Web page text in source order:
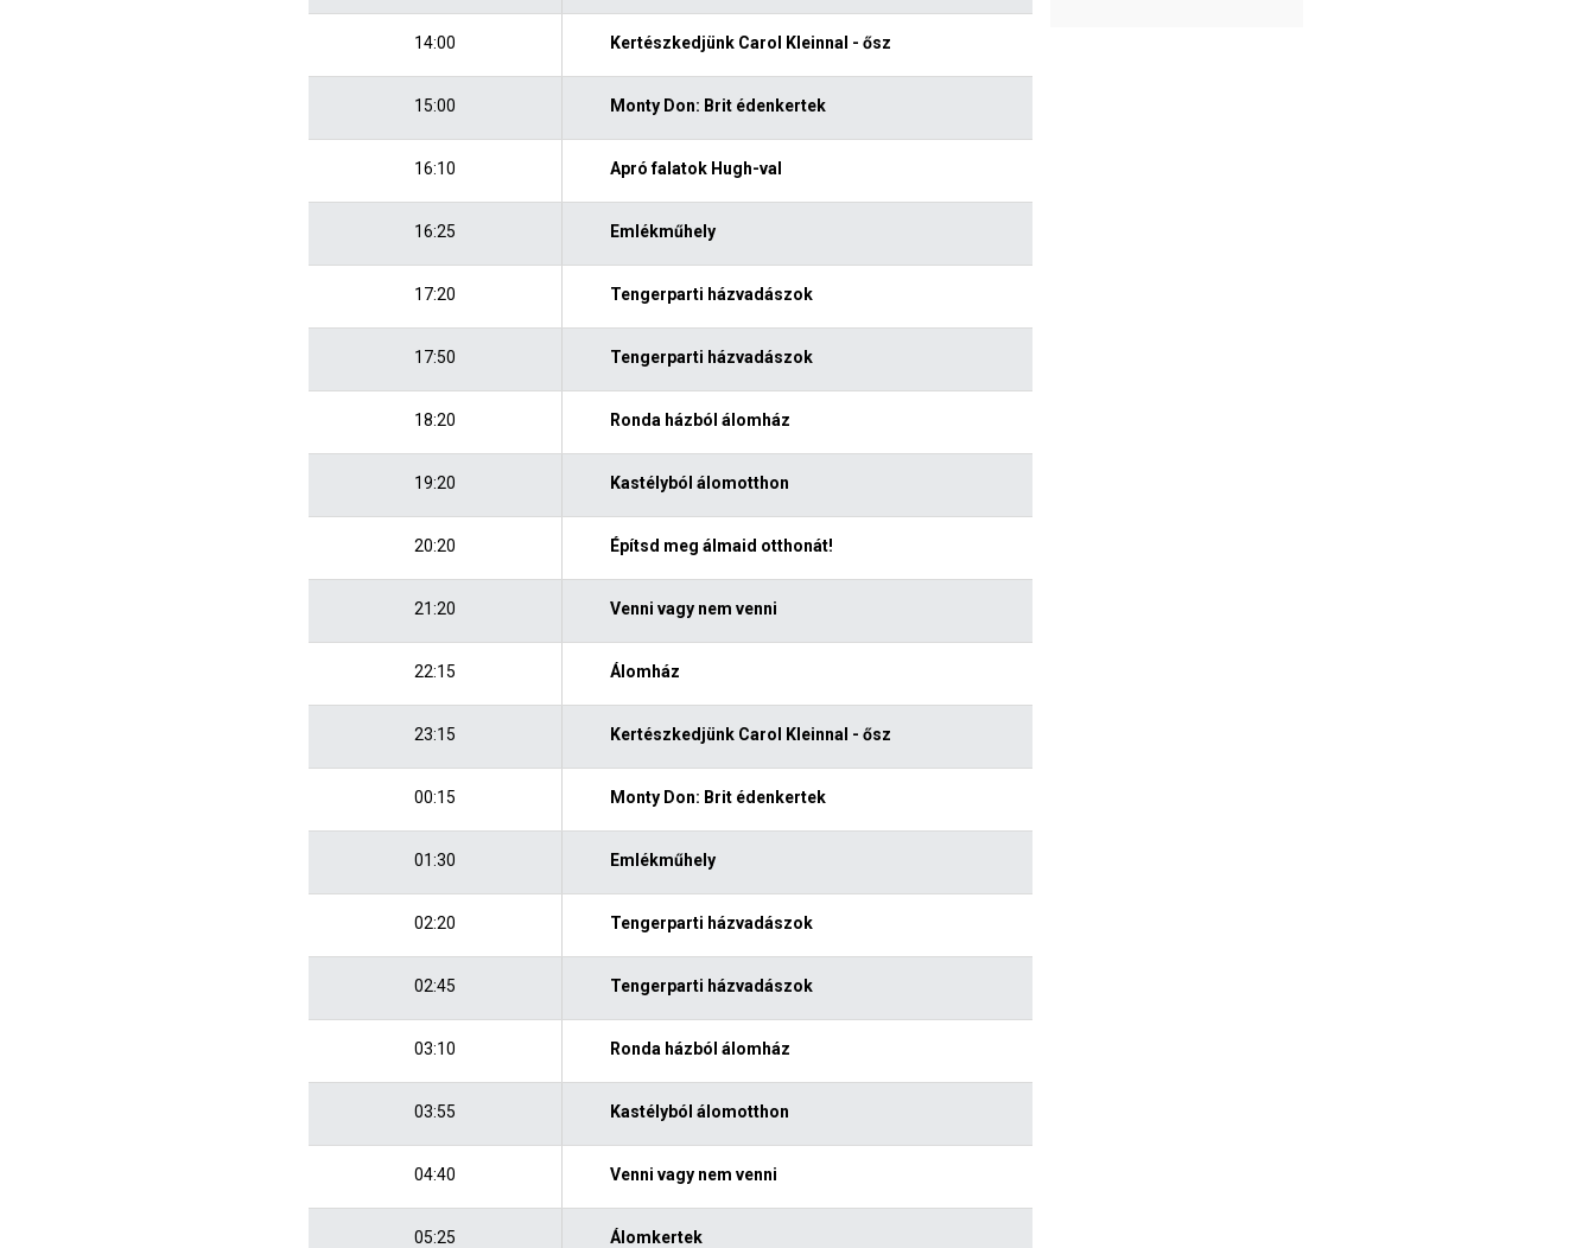
14:00 Kertészkedjünk Carol Kleinnal - ősz
15:00 Monty Don: Brit édenkertek
16:10 Apró falatok Hugh-val
16:25 Emlékműhely
17:20 Tengerparti házvadászok
17:50 Tengerparti házvadászok
18:20 Ronda házból álomház
19:20 Kastélyból álomotthon
20:20 Építsd meg álmaid otthonát!
21:20 Venni vagy nem venni
22:15 Álomház
23:15 Kertészkedjünk Carol Kleinnal - ősz
00:15 Monty Don: Brit édenkertek
01:30 Emlékműhely
02:20 Tengerparti házvadászok
02:45 Tengerparti házvadászok
03:10 Ronda házból álomház
03:55 Kastélyból álomotthon
04:40 Venni vagy nem venni
05:25 Álomkertek